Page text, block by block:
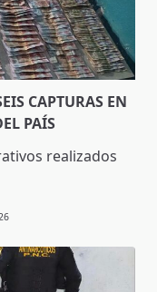
CAPTURAS EN
PAÍS
realizados